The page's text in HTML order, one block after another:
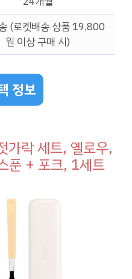
(로켓배송 상품 19,800
원 이상 구매 시)
정보
가락 세트, 옐로우,
푼 + 포크, 1세트